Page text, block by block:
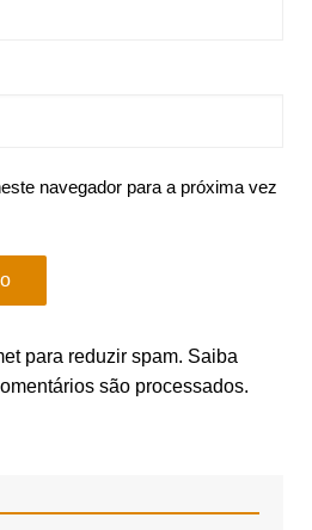
navegador para a próxima vez
para reduzir spam. Saiba
são processados.